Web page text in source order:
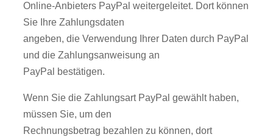
Online-Anbieters PayPal weitergeleitet. Dort können
Sie Ihre Zahlungsdaten
angeben, die Verwendung Ihrer Daten durch PayPal
und die Zahlungsanweisung an
PayPal bestätigen.
Wenn Sie die Zahlungsart PayPal gewählt haben,
müssen Sie, um den
Rechnungsbetrag bezahlen zu können, dort